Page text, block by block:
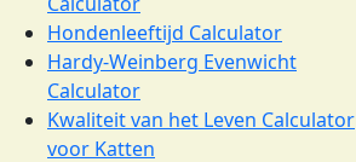
Hondenleeftijd Calculator
Hardy-Weinberg Evenwicht
Calculator
Kwaliteit van het Leven Calculator
voor Katten